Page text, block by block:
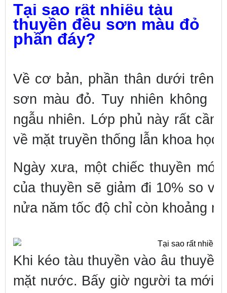
Tại sao rất nhiều tàu
thuyền đều sơn màu đỏ
phần đáy?
Về cơ bản, phần thân dưới trên
sơn màu đỏ. Tuy nhiên không
ngẫu nhiên. Lớp phủ này rất cần
về mặt truyền thống lẫn khoa học.
Ngày xưa, một chiếc thuyền
của thuyền sẽ giảm đi 10% so
nửa năm tốc độ chỉ còn khoảng
Khi kéo tàu thuyền vào âu
mặt nước. Bấy giờ người ta mới